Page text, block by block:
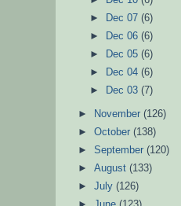
►
Dec 07(6)
►
Dec 06(6)
►
Dec 05(6)
►
Dec 04(6)
►
Dec 03(7)
► November(126)
►October(138)
►September(120)
►August(133)
►July(126)